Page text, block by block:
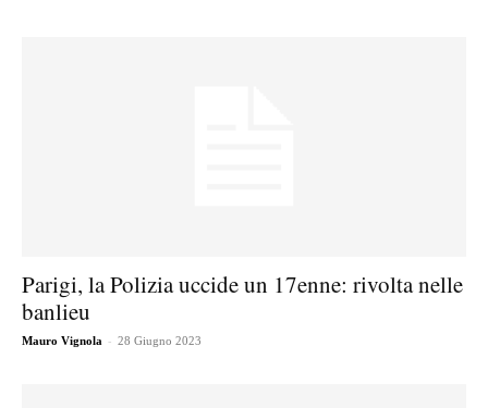
Parigi, la Polizia uccide un 17enne: rivolta nelle
banlieu
Mauro Vignola - 28 Giugno 2023